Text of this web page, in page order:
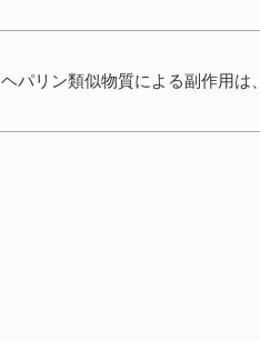
ヘパリン類似物質による副作用は、